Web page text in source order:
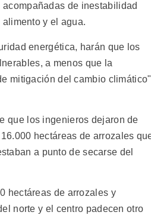
de inestabilidad
y el agua.
energética, harán que los
a menos que la
mitigación del cambio
que los ingenieros dejaron de
hectáreas de arrozales
a punto de secarse del
hectáreas de arrozales y
norte y el centro padecen otro